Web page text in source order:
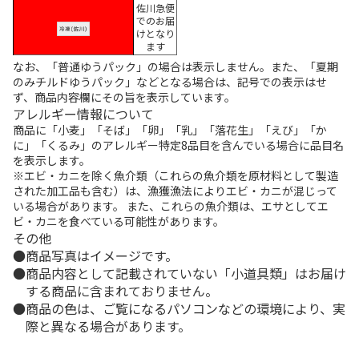
佐川急便
でのお届
けとなり
ます
なお、「普通ゆうパック」の場合は表示しません。また、「夏期
のみチルドゆうパック」などとなる場合は、記号での表示はせ
ず、商品内容欄にその旨を表示しています。
アレルギー情報について
商品に「小麦」「そば」「卵」「乳」「落花生」「えび」「か
に」「くるみ」のアレルギー特定8品目を含んでいる場合に品目名
を表示します。
※エビ・カニを除く魚介類（これらの魚介類を原材料として製造
された加工品も含む）は、漁獲漁法によりエビ・カニが混じって
いる場合があります。 また、これらの魚介類は、エサとしてエ
ビ・カニを食べている可能性があります。
その他
商品写真はイメージです。
商品内容として記載されていない「小道具類」はお届け
する商品に含まれておりません。
商品の色は、ご覧になるパソコンなどの環境により、実
際と異なる場合があります。